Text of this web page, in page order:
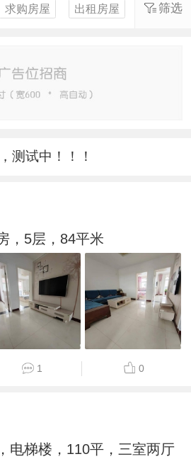
求购房屋 出租房屋 求租房屋
筛选
测试中！！！
，5层，84平米
1 0
电梯楼，110平，三室两厅